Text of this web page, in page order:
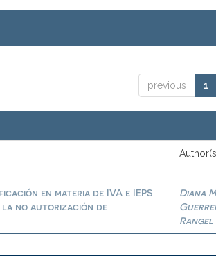
previous 1
en materia de IVA e IEPS
la no autorización de
Diana
Rangel